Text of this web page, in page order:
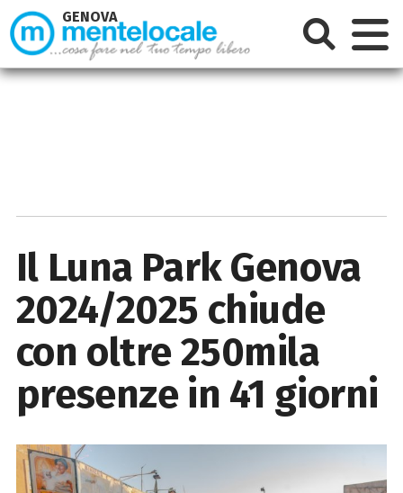
Il Luna Park Genova
2024/2025 chiude
con oltre 250mila
presenze in 41 giorni
GENOVA